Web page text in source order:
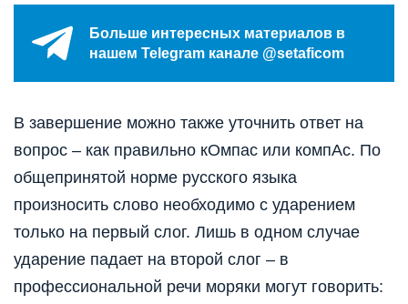
Больше интересных материалов в
нашем Telegram канале @setaficom
В завершение можно также уточнить ответ на
вопрос – как правильно кОмпас или компАс. По
общепринятой норме русского языка
произносить слово необходимо с ударением
только на первый слог. Лишь в одном случае
ударение падает на второй слог – в
профессиональной речи моряки могут говорить: